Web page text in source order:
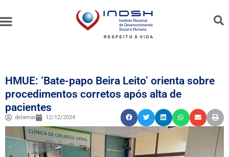
HMUE: ‘Bate-papo Beira Leito’ orienta sobre
procedimentos corretos após alta de
pacientes
delamar 12/12/2024